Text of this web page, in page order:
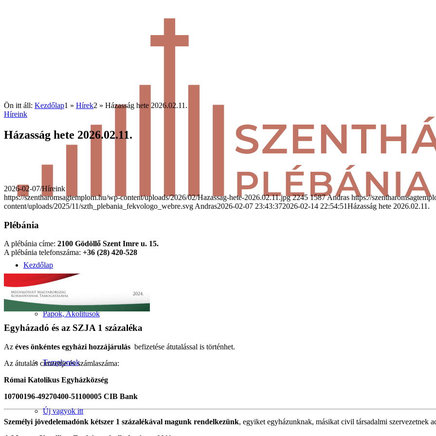
Kezdőlap
Papok, Akolitusok
Templomok
Új vagyok itt
Ön itt áll: Kezdőlap1 » Hírek2 » Házasság hete 2026.02.11.
Híreink
Házasság hete 2026.02.11.
2026-02-07/Híreink
https://szentharomsagtemplom.hu/wp-content/uploads/2026/02/Hazassag-hete-2026.02.11.jpg 2245 1587Andras https://
content/uploads/2025/11/szth_plebania_fekvologo_webre.svg Andras2026-02-07 23:43:372026-02-14 22:54:51Házasság hete 2026.02.11.
Plébánia
A plébánia címe: 2100 Gödöllő Szent Imre u. 15.
A plébánia telefonszáma: +36 (28) 420-528
Egyházadó és az SZJA 1 százaléka
Az éves önkéntes egyházi hozzájárulás befizetése átutalással is történhet.
Az átutalás címzettje és számlaszáma:
Római Katolikus Egyházközség
10700196-49270400-51100005 CIB Bank
Személyi jövedelemadónk kétszer 1 százalékával magunk rendelkezünk, egyiket egyházunknak, másikat civil társadalmi szervezetnek